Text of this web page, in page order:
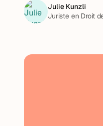
Julie Kunzli
Juriste en Droit